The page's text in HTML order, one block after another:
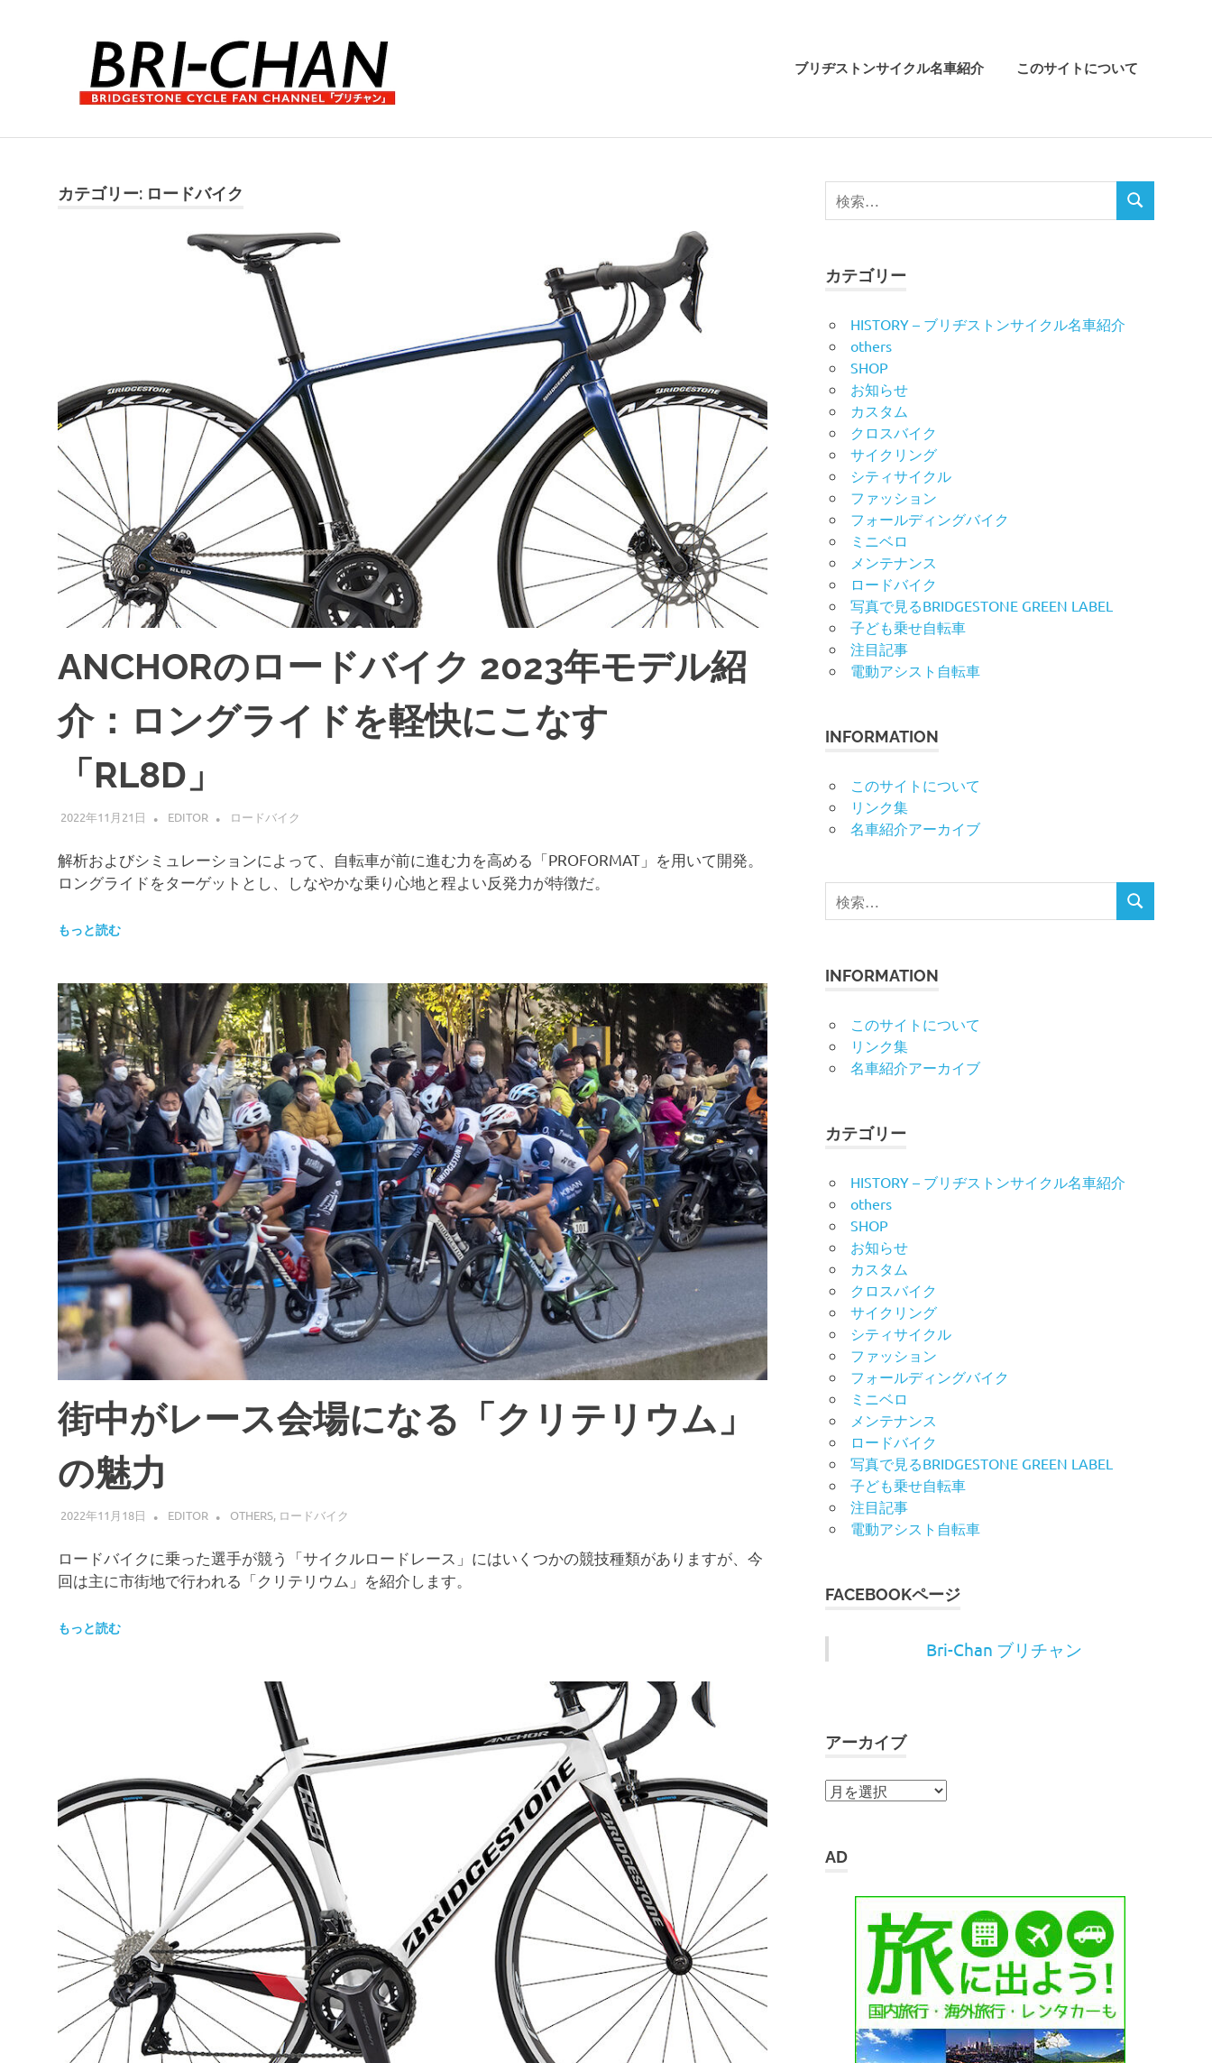
ス
ャ
ン
ブリヂストンサイクル名車紹介 このサイトについて
カテゴリー: ロードバイク
ANCHORのロードバイク 2023年モデル紹
介：ロングライドを軽快にこなす
「RL8D」
2022年11月21日 EDITOR ロードバイク
解析およびシミュレーションによって、自転車が前に進む力を高める「PROFORMAT」を用いて開発。
ロングライドをターゲットとし、しなやかな乗り心地と程よい反発力が特徴だ。
もっと読む
街中がレース会場になる「クリテリウム」
の魅力
2022年11月18日 EDITOR OTHERS, ロードバイク
ロードバイクに乗った選手が競う「サイクルロードレース」にはいくつかの競技種類がありますが、今
回は主に市街地で行われる「クリテリウム」を紹介します。
もっと読む
検
索
検
索
カテゴリー
HISTORY – ブリヂストンサイクル名車紹介
others
SHOP
お知らせ
カスタム
クロスバイク
サイクリング
シティサイクル
ファッション
フォールディングバイク
ミニベロ
メンテナンス
ロードバイク
写真で見るBRIDGESTONE GREEN LABEL
子ども乗せ自転車
注目記事
電動アシスト自転車
INFORMATION
このサイトについて
リンク集
名車紹介アーカイブ
検
索
検
INFORMATION
このサイトについて
リンク集
名車紹介アーカイブ
カテゴリー
HISTORY – ブリヂストンサイクル名車紹介
others
SHOP
お知らせ
カスタム
クロスバイク
サイクリング
シティサイクル
ファッション
フォールディングバイク
ミニベロ
メンテナンス
ロードバイク
写真で見るBRIDGESTONE GREEN LABEL
子ども乗せ自転車
注目記事
電動アシスト自転車
FACEBOOKページ
Bri-Chan ブリチャン
アーカイブ
ア
イ
AD